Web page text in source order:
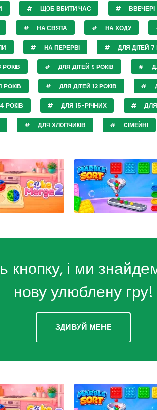
ЩОБ ВБИТИ ЧАС ВВЕЧЕРІ
НА СВЯТА НА ХОДУ
НА ПЕРЕРВІ ДЛЯ ДІТЕЙ 7
РОКІВ ДЛЯ ДІТЕЙ 9 РОКІВ
РОКІВ ДЛЯ ДІТЕЙ 12 РОКІВ
РОКІВ ДЛЯ 15-РІЧНИХ
ДЛЯ ХЛОПЧИКІВ СІМЕЙНІ
кнопку, і ми
нову улюблену гру!
ЗДИВУЙ МЕНЕ